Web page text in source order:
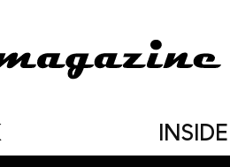
INSIDE